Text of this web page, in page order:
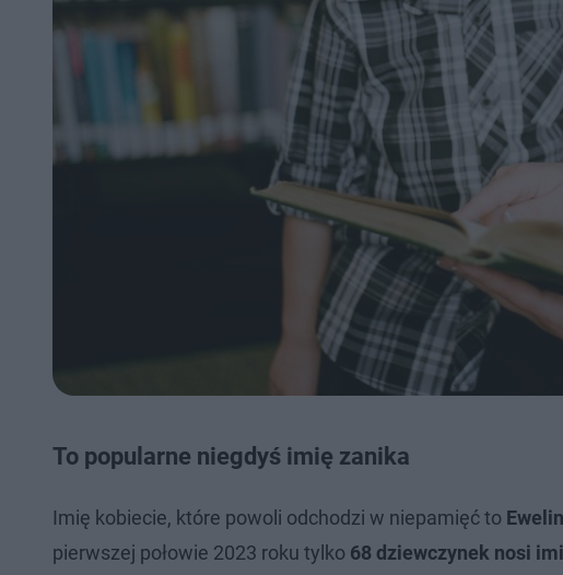
To popularne niegdyś imię zanika
Imię kobiecie, które powoli odchodzi w niepamięć to
pierwszej połowie 2023 roku tylko 68 dziewczynek nosi